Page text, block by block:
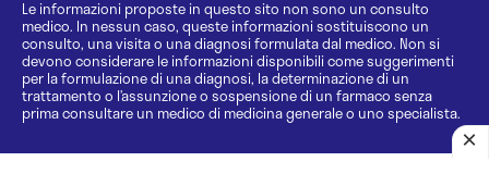
Le informazioni proposte in questo sito non sono un consulto
medico. In nessun caso, queste informazioni sostituiscono un
consulto, una visita o una diagnosi formulata dal medico. Non si
devono considerare le informazioni disponibili come suggerimenti
per la formulazione di una diagnosi, la determinazione di un
trattamento o l’assunzione o sospensione di un farmaco senza
prima consultare un medico di medicina generale o uno specialista.